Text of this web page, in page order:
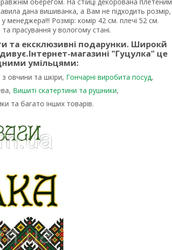
дана вишиванка, а Вам не підходить розмір,
менеджера!!! Розмір: комір 42 см. плечі 52 см.
прасування у вологому стані.
та ексклюзивні подарунки. Широкй
Інтернет-магазині "Гуцулка" це
умільцями:
овчини та шкіри, Гончарні виробита посуд,
Вишиті скатертини та рушники,
та багато інших товарів.